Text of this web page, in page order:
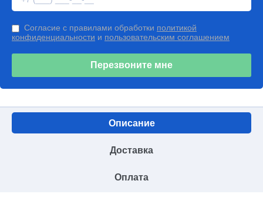
Согласие с правилами обработки политикой
конфиденциальности и пользовательским соглашением
Перезвоните мне
Описание
Доставка
Оплата